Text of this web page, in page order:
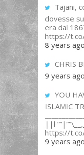
Tajani,
dovesse
era dal
https://
8 years ago
CHRIS
9 years ago
YOU
ISLAMIC
||l
https://
9 years ago